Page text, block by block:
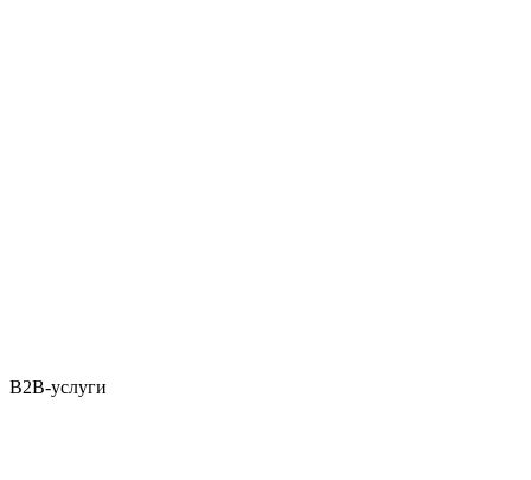
B2B-услуги